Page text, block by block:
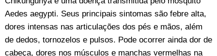
Aedes aegypti. Seus principais sintomas são febre alta,
dores intensas nas articulações dos pés e mãos, além
de dedos, tornozelos e pulsos. Pode ocorrer ainda dor de
cabeça, dores nos músculos e manchas vermelhas na